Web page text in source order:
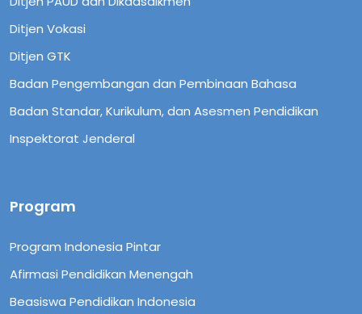
Ditjen Vokasi
Ditjen GTK
Badan Pengembangan dan Pembinaan Bahasa
Badan Standar, Kurikulum, dan Asesmen Pendidikan
Inspektorat Jenderal
Program
Program Indonesia Pintar
Afirmasi Pendidikan Menengah
Beasiswa Pendidikan Indonesia